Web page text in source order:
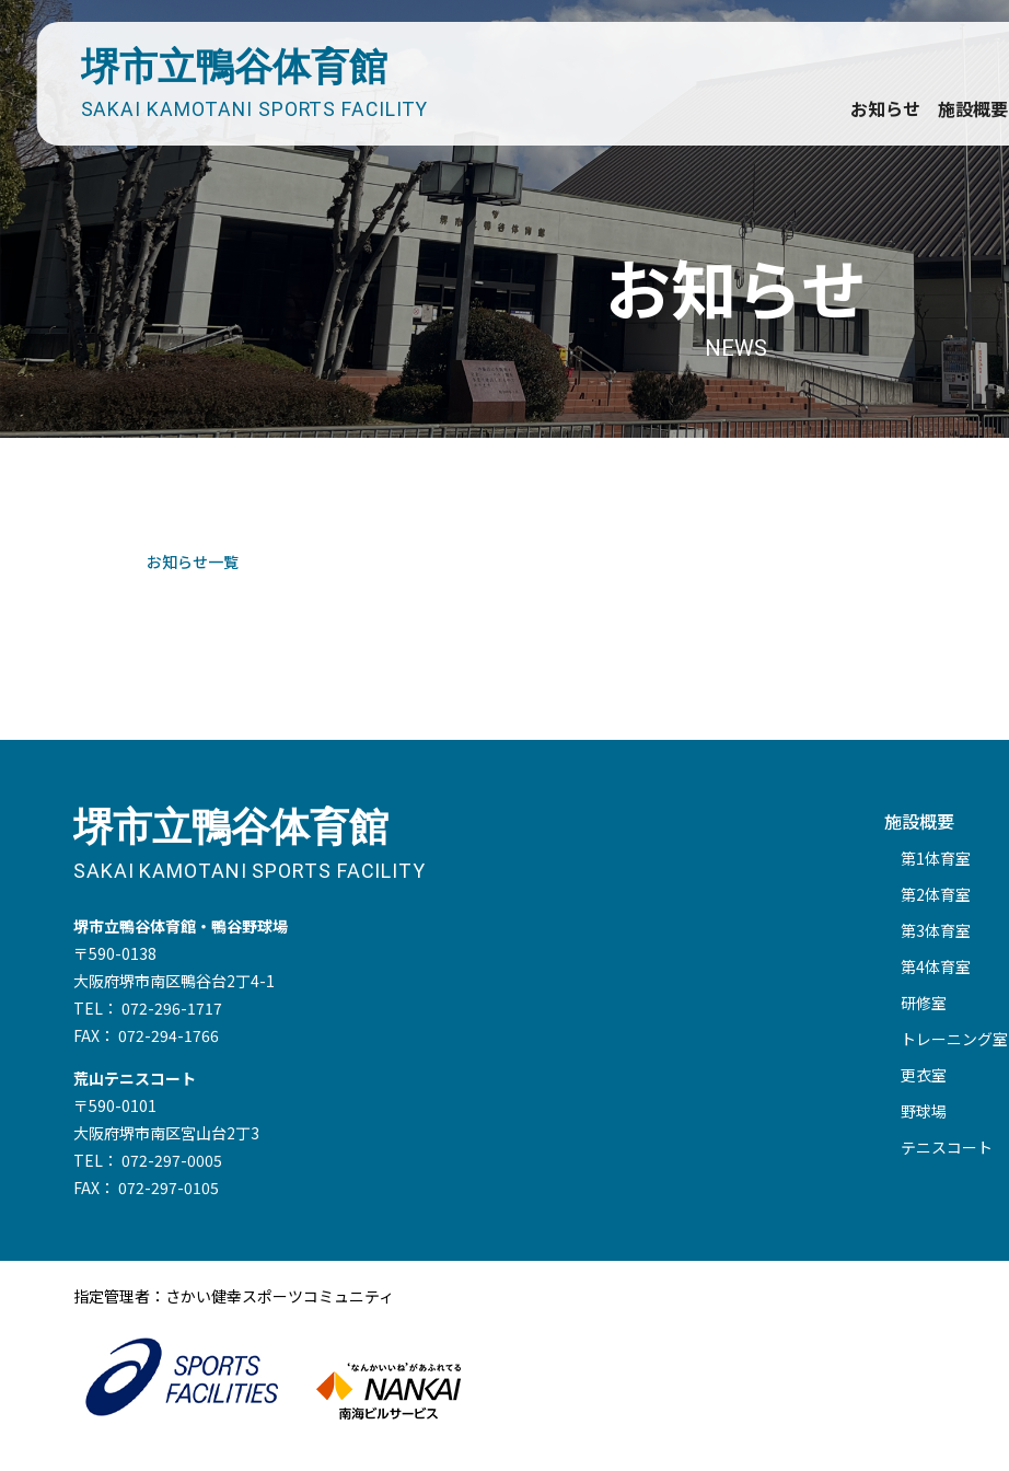
お知らせ 施設概要
お知らせ
NEWS
お知らせ一覧
堺市立鴨谷体育館・鴨谷野球場
〒590-0138
大阪府堺市南区鴨谷台2丁4-1
TEL： 072-296-1717
FAX： 072-294-1766
荒山テニスコート
〒590-0101
大阪府堺市南区宮山台2丁3
TEL： 072-297-0005
FAX： 072-297-0105
施設概要
第1体育室
第2体育室
第3体育室
第4体育室
研修室
トレーニング室
更衣室
野球場
テニスコート
指定管理者：さかい健幸スポーツコミュニティ